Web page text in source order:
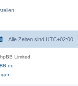
Alle Zeiten sind UTC+02:00
Limited